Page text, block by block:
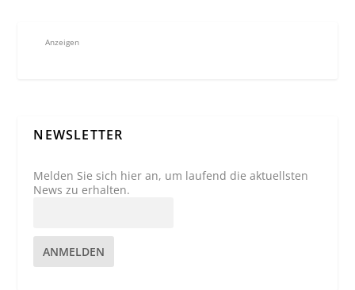
Anzeigen
NEWSLETTER
Melden Sie sich hier an, um laufend die aktuellsten
News zu erhalten.
ANMELDEN